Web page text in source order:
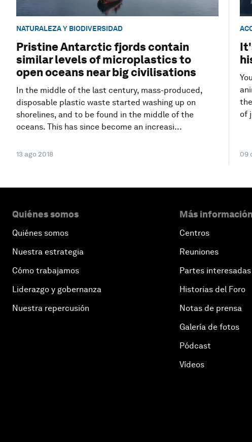
NATURALEZA Y BIODIVERSIDAD
Pristine Antarctic fjords contain
similar levels of microplastics to
open oceans near big civilisations
In the middle of the last century, mass-produced,
disposable plastic waste started washing up on
shorelines, and to be found in the middle of the
oceans. This has since become an increasi...
13 ago 2018
of
09
Quiénes somos
Quiénes somos
Nuestra estrategia
Cómo trabajamos
Liderazgo y gobernanza
Nuestra repercusión
Más
Centros
Reuniones
Partes interesadas
Historias del Foro
Notas de prensa
Galería de fotos
Pódcast
Vídeos